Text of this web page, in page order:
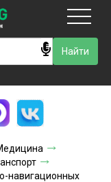
навигационных